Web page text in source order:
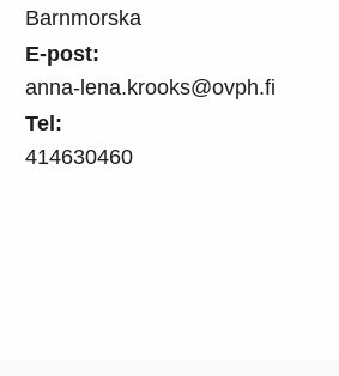
Barnmorska
E-post:
anna-lena.krooks@ovph.fi
Tel:
414630460